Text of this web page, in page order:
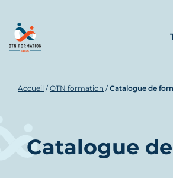
Accueil /OTN formation /Catalogue de
Catalogue